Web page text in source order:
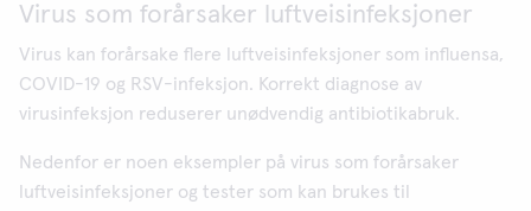
Virus som forårsaker luftveisinfeksjoner
Virus kan forårsake flere luftveisinfeksjoner som influensa,
COVID-19 og RSV-infeksjon. Korrekt diagnose av
virusinfeksjon reduserer unødvendig antibiotikabruk.
Nedenfor er noen eksempler på virus som forårsaker
luftveisinfeksjoner og tester som kan brukes til